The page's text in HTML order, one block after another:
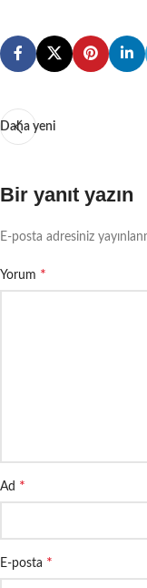
Daha yeni
Bir yanıt yazın
E-posta adresiniz
Yorum *
Ad *
E-posta *